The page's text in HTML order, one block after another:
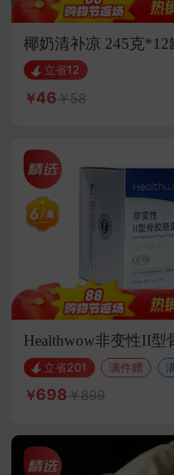
椰奶清补凉 245克
白饮料
立省12
46 58
Healthwow非变性II型
立省201 满件赠
698 899